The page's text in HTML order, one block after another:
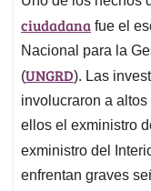
ciudadana fue el
Nacional para la
(UNGRD). Las
involucraron a
ellos el exministro
exministro del
enfrentan graves